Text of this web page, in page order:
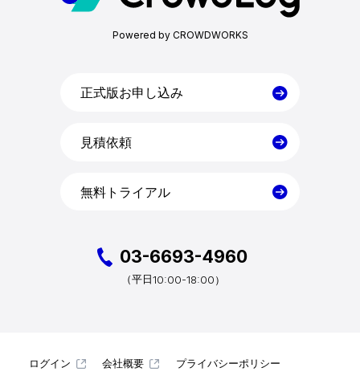
目的・活用シーン
料金
導入事例
コラム
お役立ち資料
資料請求
Powered by CROWDWORKS
正式版お申し込み
見積依頼
無料トライアル
03-6693-4960
（平日10:00-18:00）
ログイン 会社概要 プライバシーポリシー